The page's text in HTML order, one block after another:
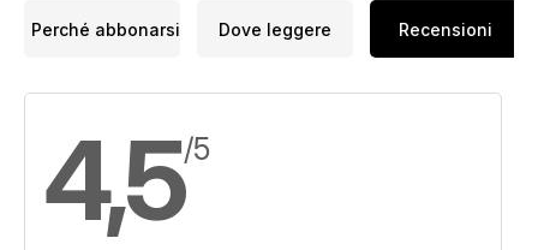
Perché abbonarsi Dove leggere Recensioni
4,5/5